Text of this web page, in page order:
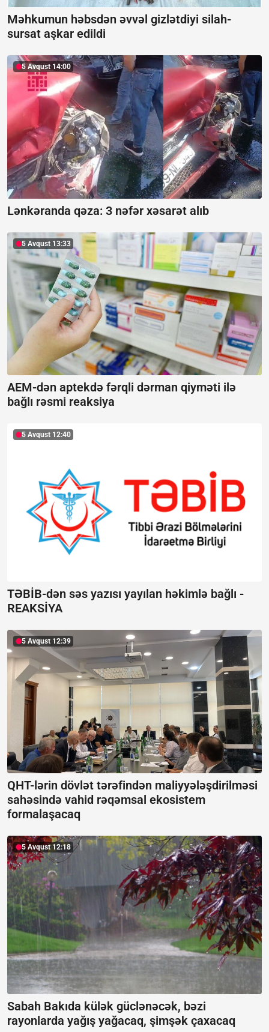
Məhkumun həbsdən əvvəl gizlətdiyi silah-
sursat aşkar edildi
5 Avqust 14:00
Lənkəranda qəza: 3 nəfər xəsarət alıb
5 Avqust 13:33
AEM-dən aptekdə fərqli dərman qiyməti ilə
bağlı rəsmi reaksiya
5 Avqust 12:40
TƏBİB-dən səs yazısı yayılan həkimlə bağlı -
REAKSİYA
5 Avqust 12:39
QHT-lərin dövlət tərəfindən maliyyələşdirilməsi
sahəsində vahid rəqəmsal ekosistem
formalaşacaq
5 Avqust 12:18
Sabah Bakıda külək güclənəcək, bəzi
rayonlarda yağış yağacaq, şimşək çaxacaq